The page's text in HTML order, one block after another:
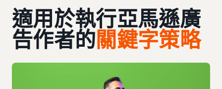
適用於執行亞馬遜廣
告作者的關鍵字策略